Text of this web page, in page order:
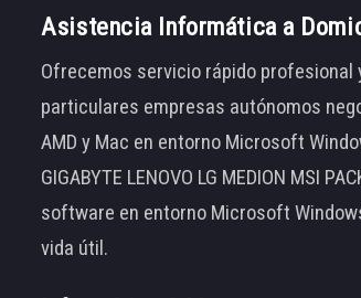
Asistencia Informática a
Ofrecemos servicio rápido profesional
particulares empresas autónomos
AMD y Mac en entorno Microsoft
GIGABYTE LENOVO LG MEDION MSI
software en entorno Microsoft
vida útil.